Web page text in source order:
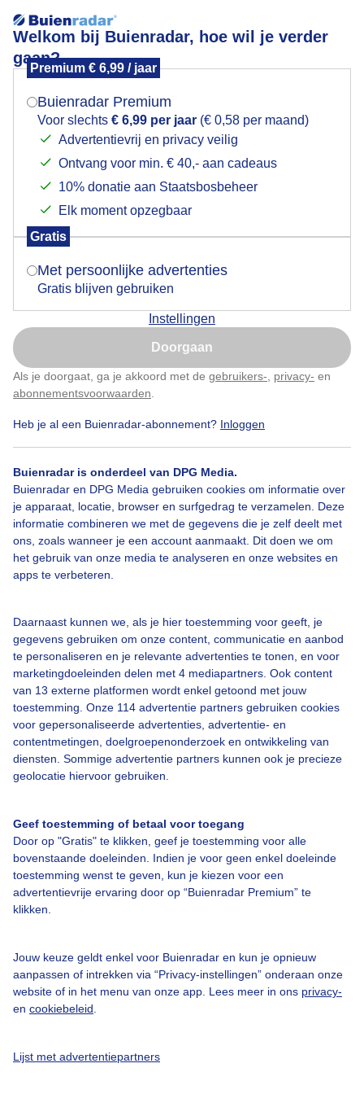
Welkom bij Buienradar, hoe wil je verder
gaan?
Premium € 6,99 / jaar
Buienradar Premium
Voor slechts € 6,99 per jaar (€ 0,58 per maand)
Advertentievrij en privacy veilig
Ontvang voor min. € 40,- aan cadeaus
10% donatie aan Staatsbosbeheer
Elk moment opzegbaar
Gratis
Met persoonlijke advertenties
Gratis blijven gebruiken
Instellingen
Doorgaan
Als je doorgaat, ga je akkoord met de gebruikers- privacy- en
abonnementsvoorwaarden
Heb je al een Buienradar-abonnement? Inloggen
Buienradar is onderdeel van DPG Media.
Buienradar en DPG Media gebruiken cookies om informatie over
je apparaat, locatie, browser en surfgedrag te verzamelen. Deze
informatie combineren we met de gegevens die je zelf deelt met
ons, zoals wanneer je een account aanmaakt. Dit doen we om
het gebruik van onze media te analyseren en onze websites en
apps te verbeteren.
Daarnaast kunnen we, als je hier toestemming voor geeft, je
gegevens gebruiken om onze content, communicatie en aanbod
te personaliseren en je relevante advertenties te tonen, en voor
marketingdoeleinden delen met 4 mediapartners. Ook content
van 13 externe platformen wordt enkel getoond met jouw
toestemming. Onze 114 advertentie partners gebruiken cookies
voor gepersonaliseerde advertenties, advertentie- en
contentmetingen, doelgroepenonderzoek en ontwikkeling van
diensten. Sommige advertentie partners kunnen ook je precieze
geolocatie hiervoor gebruiken.
Geef toestemming of betaal voor toegang
Door op "Gratis" te klikken, geef je toestemming voor alle
bovenstaande doeleinden. Indien je voor geen enkel doeleinde
toestemming wenst te geven, kun je kiezen voor een
advertentievrije ervaring door op “Buienradar Premium” te
klikken.
Jouw keuze geldt enkel voor Buienradar en kun je opnieuw
aanpassen of intrekken via “Privacy-instellingen” onderaan onze
website of in het menu van onze app. Lees meer in ons privacy-
en cookiebeleid
Lijst met advertentiepartners
Wolken
Wolken komen eraan hier bij het graanland in de zon
Zon Wolken
Een moment geduld aub...
Over Buienradar
Bedrijfsgegevens
Veelgestelde vragen
Toegankelijkheid
Gebruikersvoorwaarden
Adverteren
Privacy beleid
Mogen we je locatie gebruiken voor het
Indien je hier nog geen akkoord op hebt gegeven,
verschijnt er zo een pop-up uit je browser waarin
Is goed, toon de popup
Nu niet, misschien later
Klik hierom dit aan te passen